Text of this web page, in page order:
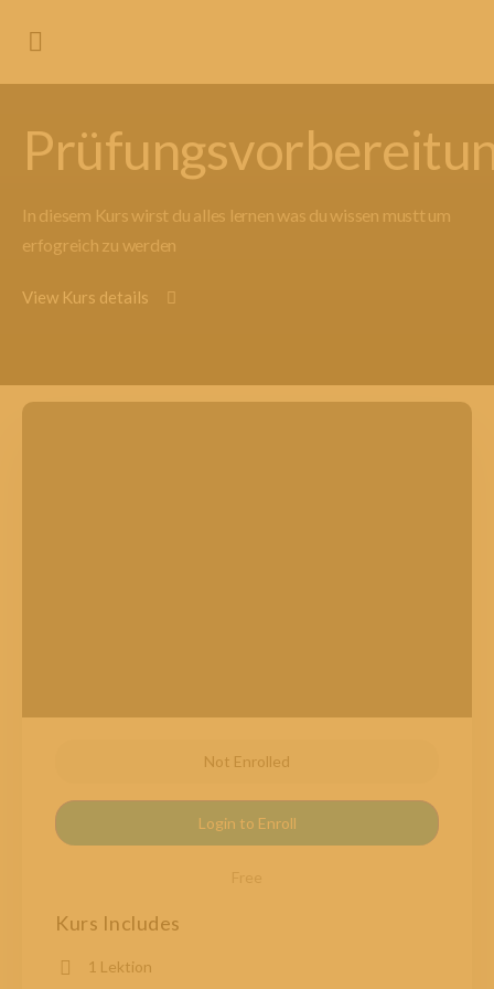
In diesem Kurs wirst du alles lernen was du wissen mustt um
erfogreich zu werden
View Kurs details
Not Enrolled
Login to Enroll
Kurs Includes
1 Lektion